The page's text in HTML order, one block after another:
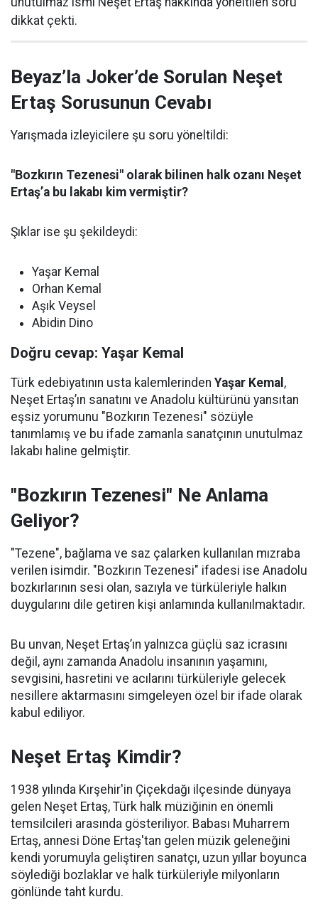
dikkat çekti.
Beyaz’la Joker’de Sorulan Neşet
Ertaş Sorusunun Cevabı
Yarışmada izleyicilere şu soru yöneltildi:
"Bozkırın Tezenesi" olarak bilinen halk ozanı Neşet
Ertaş’a bu lakabı kim vermiştir?
Şıklar ise şu şekildeydi:
Yaşar Kemal
Orhan Kemal
Aşık Veysel
Abidin Dino
Doğru cevap: Yaşar Kemal
Türk edebiyatının usta kalemlerinden Yaşar Kemal ,
Neşet Ertaş’ın sanatını ve Anadolu kültürünü yansıtan
eşsiz yorumunu "Bozkırın Tezenesi" sözüyle
tanımlamış ve bu ifade zamanla sanatçının unutulmaz
lakabı haline gelmiştir.
"Bozkırın Tezenesi" Ne Anlama
Geliyor?
"Tezene", bağlama ve saz çalarken kullanılan mızraba
verilen isimdir. "Bozkırın Tezenesi" ifadesi ise Anadolu
bozkırlarının sesi olan, sazıyla ve türküleriyle halkın
duygularını dile getiren kişi anlamında kullanılmaktadır.
Bu unvan, Neşet Ertaş’ın yalnızca güçlü saz icrasını
değil, aynı zamanda Anadolu insanının yaşamını,
sevgisini, hasretini ve acılarını türküleriyle gelecek
nesillere aktarmasını simgeleyen özel bir ifade olarak
kabul ediliyor.
Neşet Ertaş Kimdir?
1938 yılında Kırşehir'in Çiçekdağı ilçesinde dünyaya
gelen Neşet Ertaş, Türk halk müziğinin en önemli
temsilcileri arasında gösteriliyor. Babası Muharrem
Ertaş, annesi Döne Ertaş'tan gelen müzik geleneğini
kendi yorumuyla geliştiren sanatçı, uzun yıllar boyunca
söylediği bozlaklar ve halk türküleriyle milyonların
gönlünde taht kurdu.